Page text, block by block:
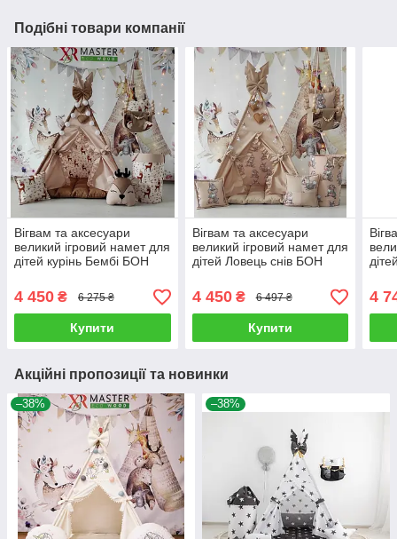
Подібні товари компанії
Вігвам та аксесуари
великий ігровий намет для
дітей курінь Бембі БОН
Повний комплект
4 450 ₴ 6 275 ₴
Купити
Вігвам та аксесуари
великий ігровий намет для
дітей Ловець снів БОН
балансир, комплект
4 450₴ 6 497 ₴
Купити
4
Акційні пропозиції та новинки
–38% –38%